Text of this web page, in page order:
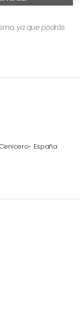
ya que podrás
España